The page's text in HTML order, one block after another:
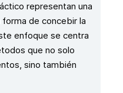
representan una
de concebir la
enfoque se centra
que no solo
sino también